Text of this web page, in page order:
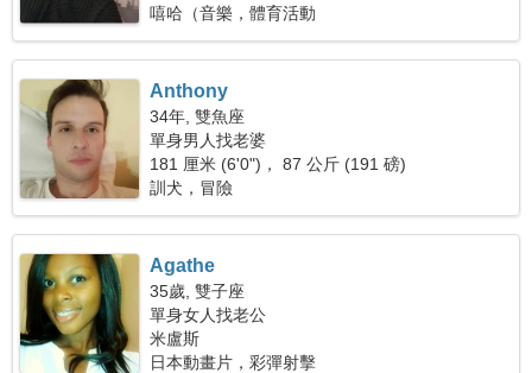
嘻哈（音樂，體育活動
Anthony
34年, 雙魚座
單身男人找老婆
181 厘米 (6'0")， 87 公斤 (191 磅)
訓犬，冒險
Agathe
35歲, 雙子座
單身女人找老公
米盧斯
日本動畫片，彩彈射擊